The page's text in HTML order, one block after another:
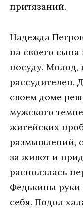
притязаний.
Надежда
на своего сына
посуду. Молод,
рассудителен.
своем доме
мужского
житейских
размышлений,
за живот и
расползлась
Федькины руки
себя. Подол